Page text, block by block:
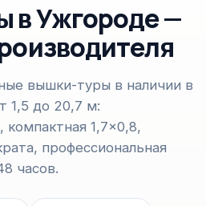
в Ужгороде —
вышки-туры в наличии в
1,5 до 20,7 м:
компактная 1,7×0,8,
профессиональная
часов.